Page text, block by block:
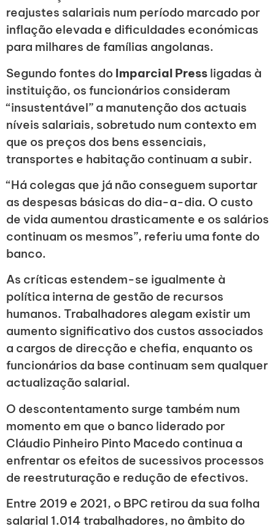
reajustes salariais num período marcado por
inflação elevada e dificuldades económicas
para milhares de famílias angolanas.
Segundo fontes do Imparcial Press ligadas à
instituição, os funcionários consideram
“insustentável” a manutenção dos actuais
níveis salariais, sobretudo num contexto em
que os preços dos bens essenciais,
transportes e habitação continuam a subir.
“Há colegas que já não conseguem suportar
as despesas básicas do dia-a-dia. O custo
de vida aumentou drasticamente e os salários
continuam os mesmos”, referiu uma fonte do
banco.
As críticas estendem-se igualmente à
política interna de gestão de recursos
humanos. Trabalhadores alegam existir um
aumento significativo dos custos associados
a cargos de direcção e chefia, enquanto os
funcionários da base continuam sem qualquer
actualização salarial.
O descontentamento surge também num
momento em que o banco liderado por
Cláudio Pinheiro Pinto Macedo continua a
enfrentar os efeitos de sucessivos processos
de reestruturação e redução de efectivos.
Entre 2019 e 2021, o BPC retirou da sua folha
salarial 1.014 trabalhadores, no âmbito do